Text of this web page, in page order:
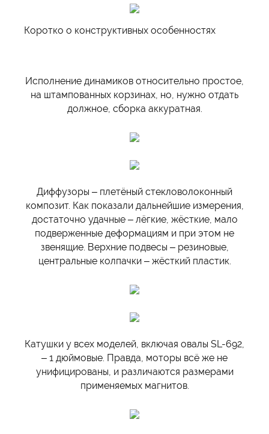
Коротко о конструктивных особенностях
Исполнение динамиков относительно простое,
на штампованных корзинах, но, нужно отдать
должное, сборка аккуратная.
Диффузоры – плетёный стекловолоконный
композит. Как показали дальнейшие измерения,
достаточно удачные – лёгкие, жёсткие, мало
подверженные деформациям и при этом не
звенящие. Верхние подвесы – резиновые,
центральные колпачки – жёсткий пластик.
Катушки у всех моделей, включая овалы SL-692,
– 1 дюймовые. Правда, моторы всё же не
унифицированы, и различаются размерами
применяемых магнитов.